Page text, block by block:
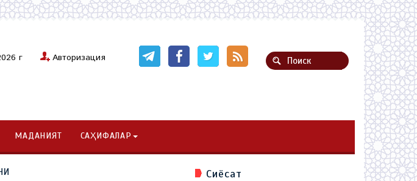
г Авторизация
МАДАНИЯТ САҲИФАЛАР
Сиёсат